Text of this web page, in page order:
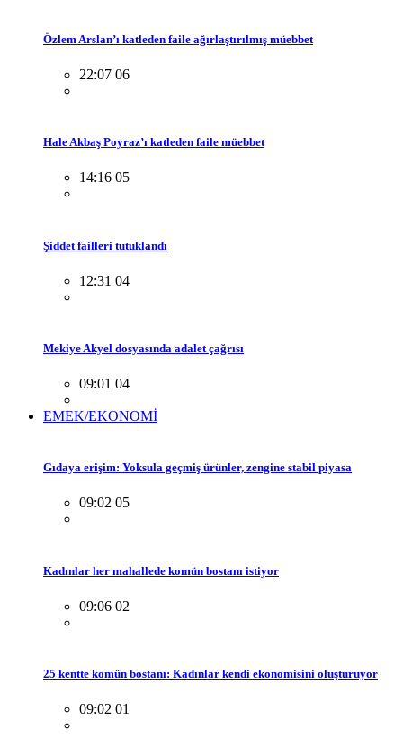
Özlem Arslan’ı katleden faile ağırlaştırılmış müebbet
22:07 06
Hale Akbaş Poyraz’ı katleden faile müebbet
14:16 05
Şiddet failleri tutuklandı
12:31 04
Mekiye Akyel dosyasında adalet çağrısı
09:01 04
EMEK/EKONOMİ
Gıdaya erişim: Yoksula geçmiş ürünler, zengine stabil piyasa
09:02 05
Kadınlar her mahallede komün bostanı istiyor
09:06 02
25 kentte komün bostanı: Kadınlar kendi ekonomisini oluşturuyor
09:02 01